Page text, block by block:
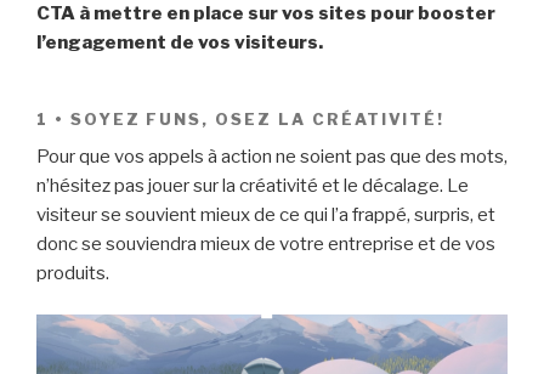
CTA à mettre en place sur vos sites pour booster
l’engagement de vos visiteurs.
1 • SOYEZ FUNS, OSEZ LA CRÉATIVITÉ!
Pour que vos appels à action ne soient pas que des mots,
n’hésitez pas jouer sur la créativité et le décalage. Le
visiteur se souvient mieux de ce qui l’a frappé, surpris, et
donc se souviendra mieux de votre entreprise et de vos
produits.